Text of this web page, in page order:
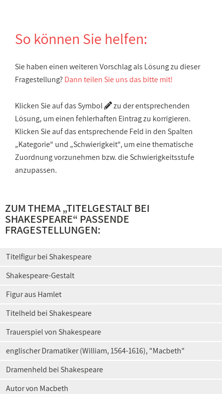
So können Sie helfen:
Sie haben einen weiteren Vorschlag als Lösung zu dieser
Fragestellung? Dann teilen Sie uns das bitte mit!
Klicken Sie auf das Symbol
zu der entsprechenden
Lösung, um einen fehlerhaften Eintrag zu korrigieren.
Klicken Sie auf das entsprechende Feld in den Spalten
„Kategorie“ und „Schwierigkeit“, um eine thematische
Zuordnung vorzunehmen bzw. die Schwierigkeitsstufe
anzupassen.
ZUM THEMA „TITELGESTALT BEI
SHAKESPEARE“ PASSENDE
FRAGESTELLUNGEN:
Titelfigur bei Shakespeare
Shakespeare-Gestalt
Figur aus Hamlet
Titelheld bei Shakespeare
Trauerspiel von Shakespeare
englischer Dramatiker (William, 1564-1616), "Macbeth"
Dramenheld bei Shakespeare
Autor von Macbeth